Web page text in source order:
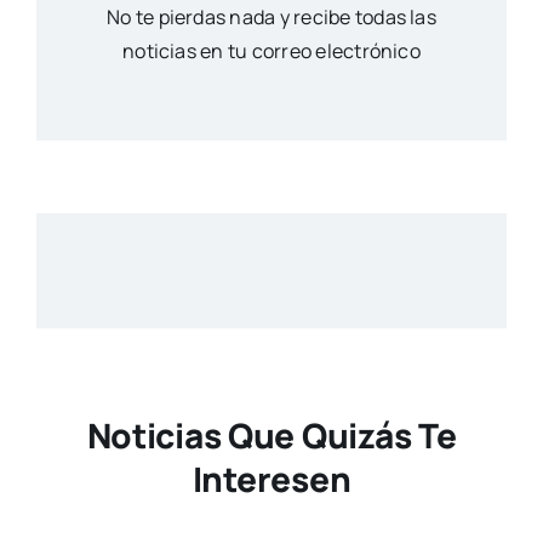
No te pierdas nada y recibe todas las
noticias en tu correo electrónico
Noticias Que Quizás Te
Interesen